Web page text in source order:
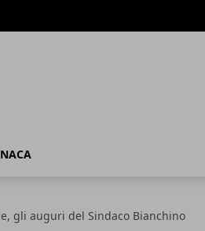
gli auguri del Sindaco Bianchino